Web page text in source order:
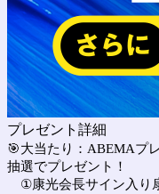
プレゼント詳細
🎯大当たり：ABEMAプ
抽選でプレゼント！
①康光会長サイン入り